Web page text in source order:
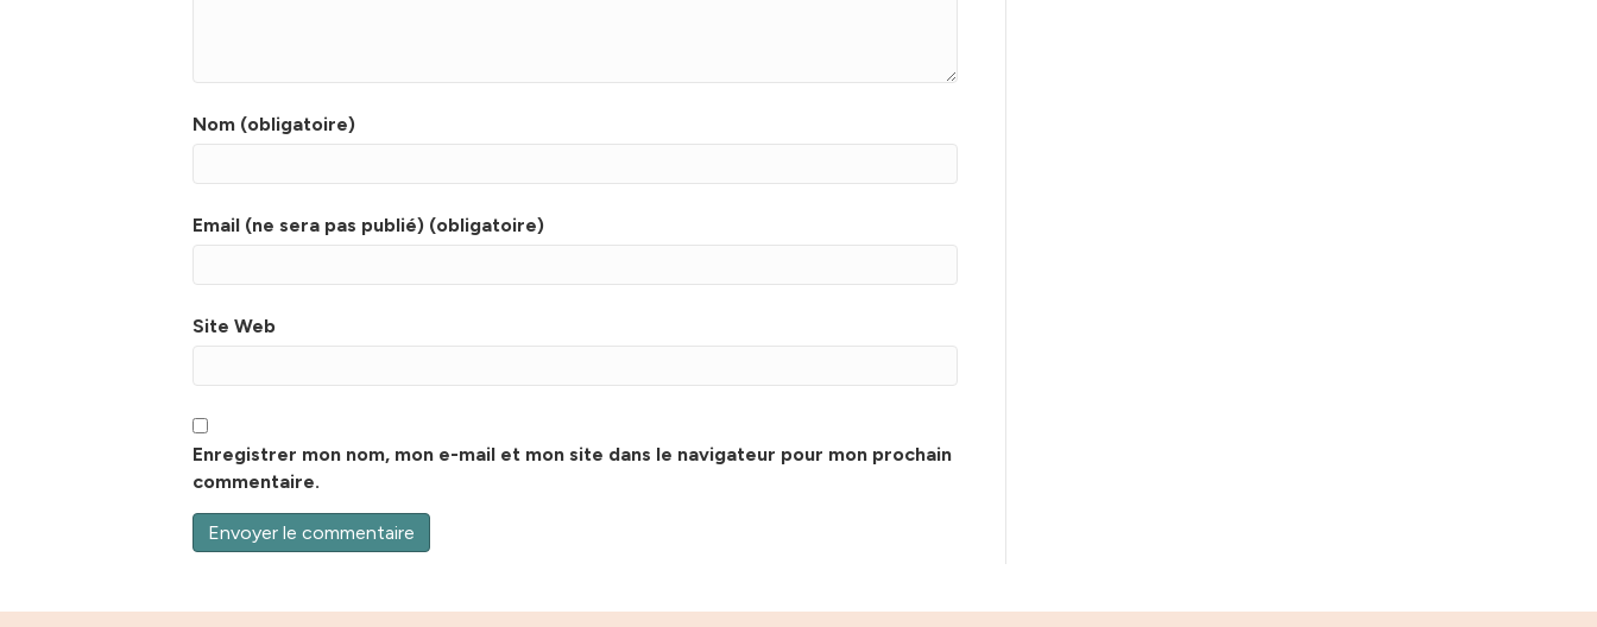
Nom (obligatoire)
Email (ne sera pas publié) (obligatoire)
Site Web
Enregistrer mon nom, mon e-mail et mon site dans le navigateur pour mon prochain
commentaire.